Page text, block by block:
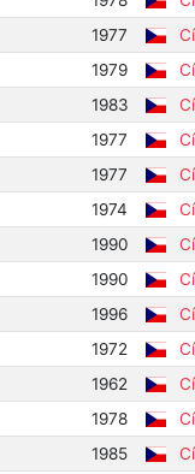
1977
1979
1983
1977
1977
1974
1990
1990
1996
1972
1962
1978
1985